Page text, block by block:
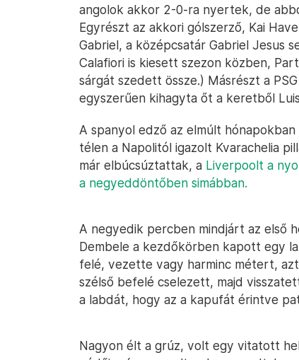
angolok akkor 2-0-ra nyertek, de
Egyrészt az akkori gólszerző, Kai
Gabriel, a középcsatár Gabriel Jesus
Calafiori is kiesett szezon közben,
sárgát szedett össze.) Másrészt a
egyszerűen kihagyta őt a keretből
A spanyol edző az elmúlt
télen a Napolitól igazolt Kvarachelia
már elbúcsúztattak, a Liverpoolt a
a negyeddöntőben simábban.
A negyedik percben mindjárt az első
Dembele a kezdőkörben kapott egy
felé, vezette vagy harminc métert,
szélső befelé cselezett, majd
a labdát, hogy az a kapufát érintve
Nagyon élt a grúz, volt egy vitatott